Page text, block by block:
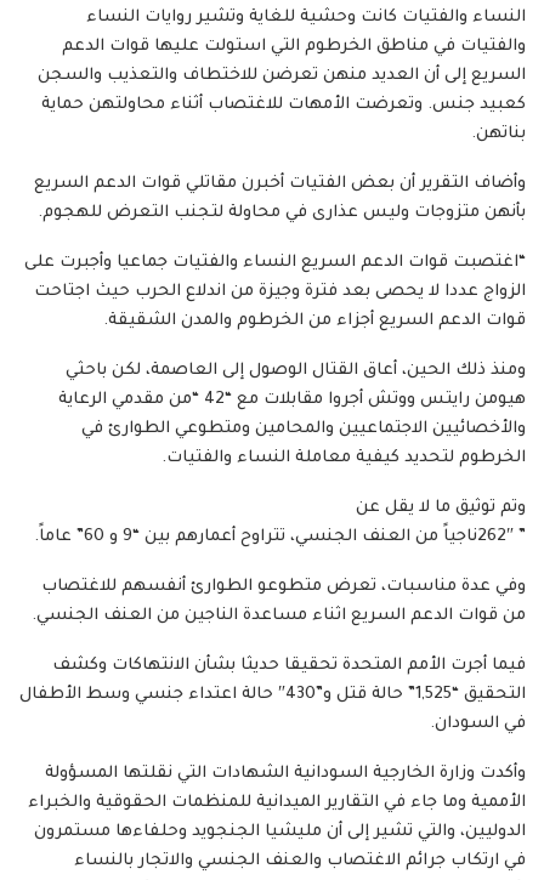
النساء والفتيات كانت وحشية للغاية وتشير روايات النساء
والفتيات في مناطق الخرطوم التي استولت عليها قوات الدعم
السريع إلى أن العديد منهن تعرضن للاختطاف والتعذيب والسجن
كعبيد جنس. وتعرضت الأمهات للاغتصاب أثناء محاولتهن حماية
بناتهن.
وأضاف التقرير أن بعض الفتيات أخبرن مقاتلي قوات الدعم السريع
بأنهن متزوجات وليس عذارى في محاولة لتجنب التعرض للهجوم.
“اغتصبت قوات الدعم السريع النساء والفتيات جماعيا وأجبرت على
الزواج عددا لا يحصى بعد فترة وجيزة من اندلاع الحرب حيث اجتاحت
قوات الدعم السريع أجزاء من الخرطوم والمدن الشقيقة.
ومنذ ذلك الحين، أعاق القتال الوصول إلى العاصمة، لكن باحثي
هيومن رايتس ووتش أجروا مقابلات مع “42 “من مقدمي الرعاية
والأخصائيين الاجتماعيين والمحامين ومتطوعي الطوارئ في
الخرطوم لتحديد كيفية معاملة النساء والفتيات.
وتم توثيق ما لا يقل عن
” 262″ناجياً من العنف الجنسي، تتراوح أعمارهم بين “9 و 60” عاماً.
وفي عدة مناسبات، تعرض متطوعو الطوارئ أنفسهم للاغتصاب
من قوات الدعم السريع اثناء مساعدة الناجين من العنف الجنسي.
فيما أجرت الأمم المتحدة تحقيقا حديثا بشأن الانتهاكات وكشف
التحقيق “1,525” حالة قتل و”430″ حالة اعتداء جنسي وسط الأطفال
في السودان.
وأكدت وزارة الخارجية السودانية الشهادات التي نقلتها المسؤولة
الأممية وما جاء في التقارير الميدانية للمنظمات الحقوقية والخبراء
الدوليين، والتي تشير إلى أن مليشيا الجنجويد وحلفاءها مستمرون
في ارتكاب جرائم الاغتصاب والعنف الجنسي والاتجار بالنساء